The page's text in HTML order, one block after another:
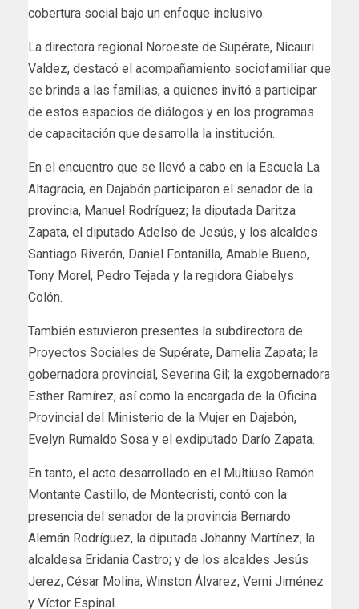
cobertura social bajo un enfoque inclusivo.
La directora regional Noroeste de Supérate, Nicauri
Valdez, destacó el acompañamiento sociofamiliar que
se brinda a las familias, a quienes invitó a participar
de estos espacios de diálogos y en los programas
de capacitación que desarrolla la institución.
En el encuentro que se llevó a cabo en la Escuela La
Altagracia, en Dajabón participaron el senador de la
provincia, Manuel Rodríguez; la diputada Daritza
Zapata, el diputado Adelso de Jesús, y los alcaldes
Santiago Riverón, Daniel Fontanilla, Amable Bueno,
Tony Morel, Pedro Tejada y la regidora Giabelys
Colón.
También estuvieron presentes la subdirectora de
Proyectos Sociales de Supérate, Damelia Zapata; la
gobernadora provincial, Severina Gil; la exgobernadora
Esther Ramírez, así como la encargada de la Oficina
Provincial del Ministerio de la Mujer en Dajabón,
Evelyn Rumaldo Sosa y el exdiputado Darío Zapata.
En tanto, el acto desarrollado en el Multiuso Ramón
Montante Castillo, de Montecristi, contó con la
presencia del senador de la provincia Bernardo
Alemán Rodríguez, la diputada Johanny Martínez; la
alcaldesa Eridania Castro; y de los alcaldes Jesús
Jerez, César Molina, Winston Álvarez, Verni Jiménez
y Víctor Espinal.